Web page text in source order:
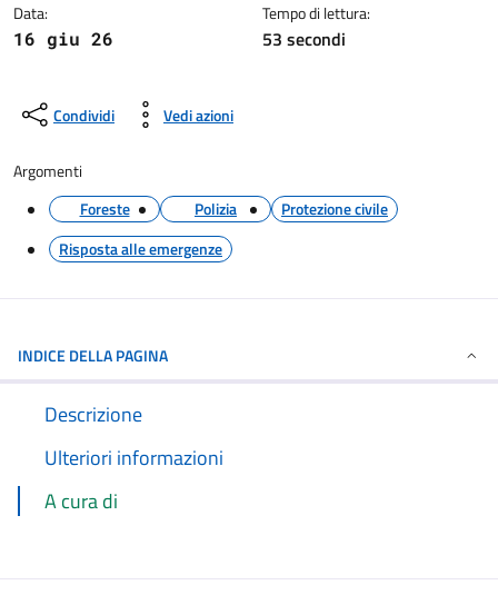
Data:
16 giu 26
Tempo di lettura:
53 secondi
Condividi Vedi azioni
Argomenti
Foreste
Polizia
Protezione civile
Risposta alle emergenze
INDICE DELLA PAGINA
Descrizione
Ulteriori informazioni
A cura di